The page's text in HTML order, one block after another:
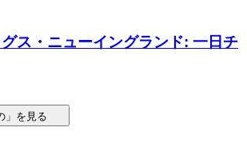
ス・ニューイングランド: 一日チ
」を見る